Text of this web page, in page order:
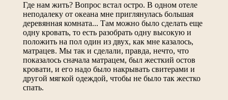
Где нам жить? Вопрос встал остро. В одном отеле
неподалеку от океана мне приглянулась большая
деревянная комната... Там можно было сделать еще
одну кровать, то есть разобрать одну высокую и
положить на пол один из двух, как мне казалось,
матрацев. Мы так и сделали, правда, нечто, что
показалось сначала матрацем, был жесткий остов
кровати, и его надо было накрывать свитерами и
другой мягкой одеждой, чтобы не было так жестко
спать.